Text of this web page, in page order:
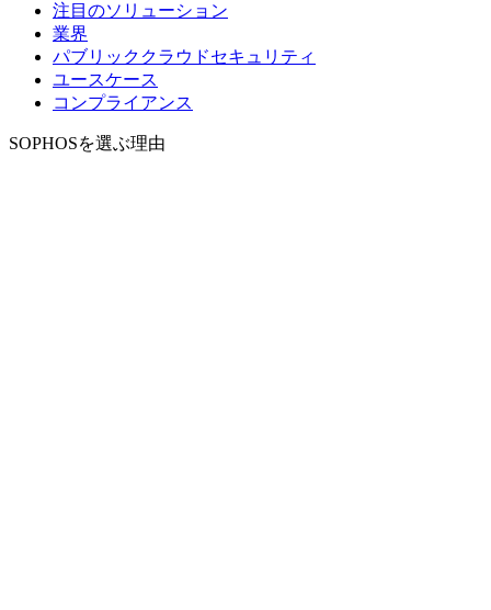
注目のソリューション
業界
パブリッククラウドセキュリティ
ユースケース
コンプライアンス
SOPHOSを選ぶ理由